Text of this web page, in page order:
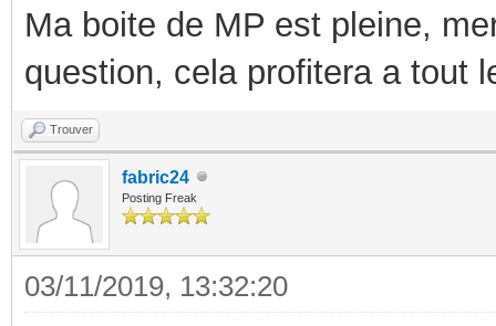
Ma boite de MP est pleine,
question, cela profitera a tout
Trouver
fabric24
Posting Freak
03/11/2019, 13:32:20